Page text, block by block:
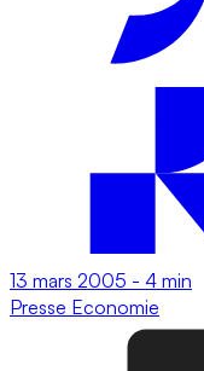
13 mars 2005 - 4 min
Presse Economie